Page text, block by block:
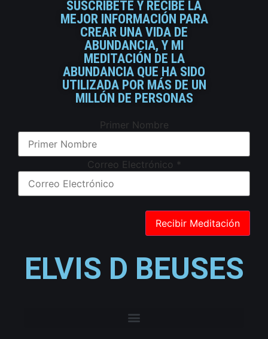
SUSCRÍBETE Y RECIBE LA
MEJOR INFORMACIÓN PARA
CREAR UNA VIDA DE
ABUNDANCIA, Y MI
MEDITACIÓN DE LA
ABUNDANCIA QUE HA SIDO
UTILIZADA POR MÁS DE UN
MILLÓN DE PERSONAS
Primer Nombre
Correo Electrónico *
ELVIS D BEUSES